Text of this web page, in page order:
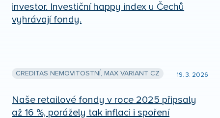
investor. Investiční happy index u Čechů
vyhrávají fondy.
CREDITAS NEMOVITOSTNÍ, MAX VARIANT CZ 19. 3. 2026
Naše retailové fondy v roce 2025 připsaly
až 16 %, porážely tak inflaci i spoření